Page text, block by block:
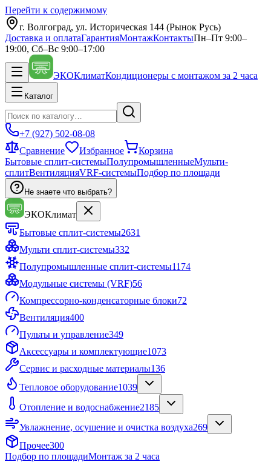
Перейти к содержимому
г. Волгоград, ул. Историческая 144 (Рынок Русь)
Доставка и оплатаГарантияМонтажКонтактыПн–Пт 9:00–
19:00, Сб–Вс 9:00–17:00
ЭКОКлиматКондиционеры с монтажом за 2 часа
Каталог
+7 (927) 502-08-08
Сравнение
Избранное
Корзина
Бытовые сплит-системыПолупромышленныеМульти-
сплитВентиляцияVRF-системыПодбор по площади
Не знаете что выбрать?
ЭКОКлимат
Бытовые сплит-системы2631
Мульти сплит-системы332
Полупромышленные сплит-системы1174
Модульные системы (VRF)56
Компрессорно-конденсаторные блоки72
Вентиляция400
Пульты и управление349
Аксессуары и комплектующие1073
Сервис и расходные материалы136
Тепловое оборудование1039
Отопление и водоснабжение2185
Увлажнение, осушение и очистка воздуха269
Прочее300
Подбор по площадиМонтаж за 2 часа